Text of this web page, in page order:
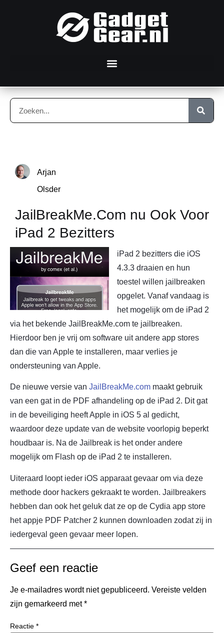
Arjan
Olsder
JailBreakMe.Com nu Ook Voor
iPad 2 Bezitters
iPad 2 bezitters die iOS
4.3.3 draaien en hun
toestel willen jailbreaken
opgelet. Vanaf vandaag is
het mogelijk om de iPad 2
via het bekende JailBreakMe.com te jailbreaken.
Hierdoor ben je vrij om software uit andere app stores
dan die van Apple te installeren, maar verlies je
ondersteuning van Apple.
De nieuwe versie van JailBreakMe.com maakt gebruik
van een gat in de PDF afhandeling op de iPad 2. Dit gat
in de beveiliging heeft Apple in iOS 5 al gedicht,
waardoor deze update van de website voorlopig beperkt
houdbaar is. Na de Jailbreak is het onder andere
mogelijk om Flash op de iPad 2 te installeren.
Uiteraard loopt ieder iOS apparaat gevaar om via deze
methode door hackers gekraakt te worden. Jailbreakers
hebben dan ook het geluk dat ze op de Cydia app store
het appje PDF Patcher 2 kunnen downloaden zodat zij in
iedergeval geen gevaar meer lopen.
Geef een reactie
Je e-mailadres wordt niet gepubliceerd. Vereiste velden
zijn gemarkeerd met*
Reactie *